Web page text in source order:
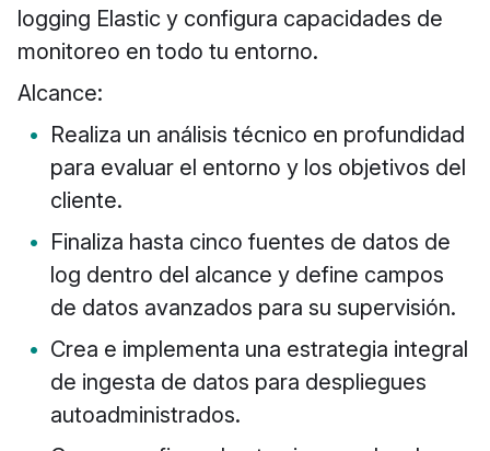
logging Elastic y configura capacidades de
monitoreo en todo tu entorno.
Alcance:
Realiza un análisis técnico en profundidad
para evaluar el entorno y los objetivos del
cliente.
Finaliza hasta cinco fuentes de datos de
log dentro del alcance y define campos
de datos avanzados para su supervisión.
Crea e implementa una estrategia integral
de ingesta de datos para despliegues
autoadministrados.